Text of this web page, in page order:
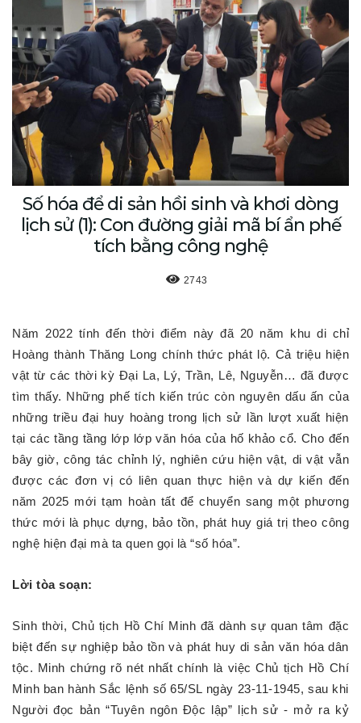
Số hóa để di sản hồi sinh và khơi dòng
lịch sử (1): Con đường giải mã bí ẩn phế
tích bằng công nghệ
2743
Năm 2022 tính đến thời điểm này đã 20 năm khu di chỉ
Hoàng thành Thăng Long chính thức phát lộ. Cả triệu hiện
vật từ các thời kỳ Đại La, Lý, Trần, Lê, Nguyễn… đã được
tìm thấy. Những phế tích kiến trúc còn nguyên dấu ấn của
những triều đại huy hoàng trong lịch sử lần lượt xuất hiện
tại các tầng tầng lớp lớp văn hóa của hố khảo cổ. Cho đến
bây giờ, công tác chỉnh lý, nghiên cứu hiện vật, di vật vẫn
được các đơn vị có liên quan thực hiện và dự kiến đến
năm 2025 mới tạm hoàn tất để chuyển sang một phương
thức mới là phục dựng, bảo tồn, phát huy giá trị theo công
nghệ hiện đại mà ta quen gọi là “số hóa”.
Lời tòa soạn:
Sinh thời, Chủ tịch Hồ Chí Minh đã dành sự quan tâm đặc
biệt đến sự nghiệp bảo tồn và phát huy di sản văn hóa dân
tộc. Minh chứng rõ nét nhất chính là việc Chủ tịch Hồ Chí
Minh ban hành Sắc lệnh số 65/SL ngày 23-11-1945, sau khi
Người đọc bản “Tuyên ngôn Độc lập” lịch sử - mở ra kỷ